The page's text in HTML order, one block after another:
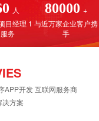
人
目经理 1
务
80000 +
与近万家企业客户携
手
APP开发 互联网服务商
方案